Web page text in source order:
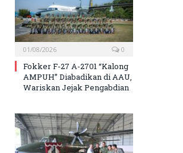
01/08/2026 0
Fokker F-27 A-2701 “Kalong
AMPUH” Diabadikan di AAU,
Wariskan Jejak Pengabdian